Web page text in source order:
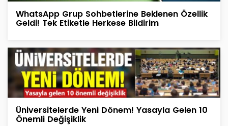
WhatsApp Grup Sohbetlerine Beklenen Özellik
Geldi! Tek Etiketle Herkese Bildirim
Üniversitelerde Yeni Dönem! Yasayla Gelen 10
Önemli Değişiklik